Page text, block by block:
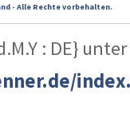
- Alle Rechte vorbehalten.
: DE}